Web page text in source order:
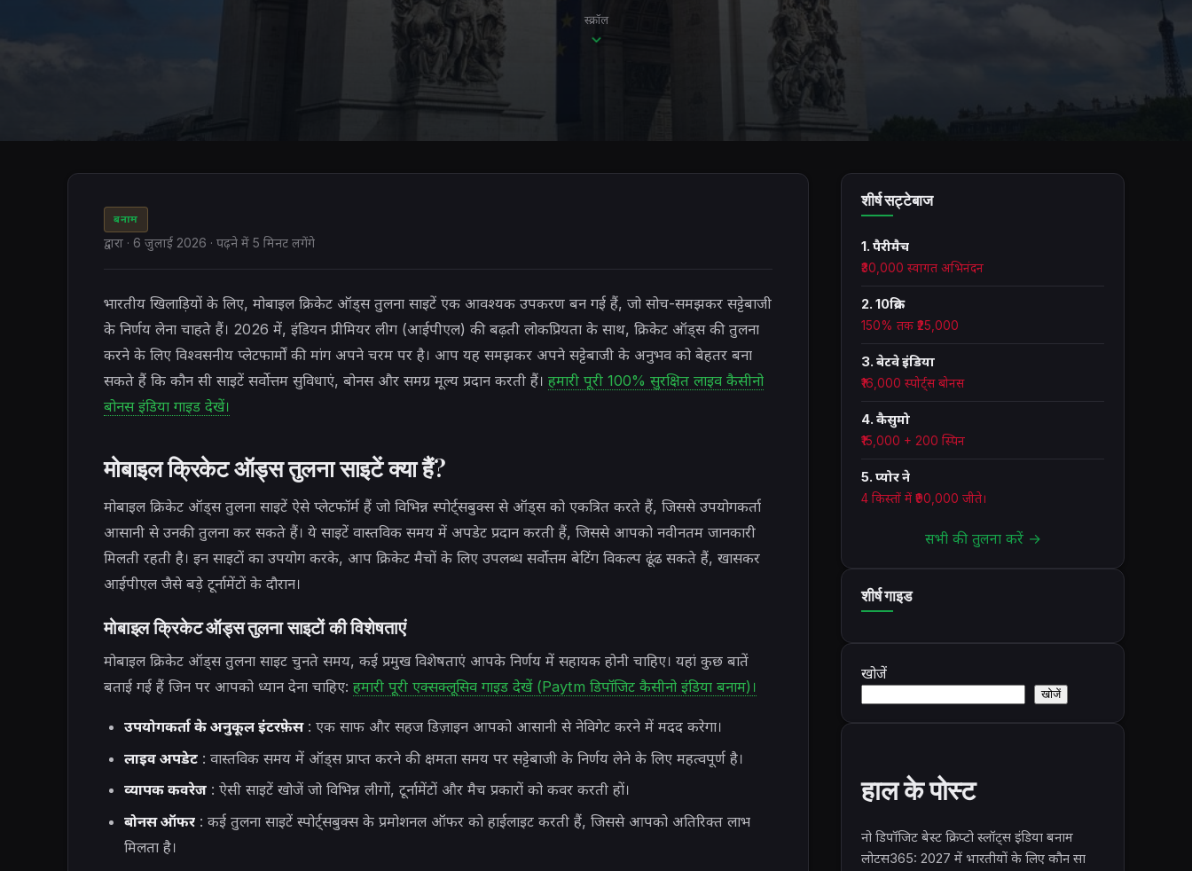
स्क्रॉल
बनाम
द्वारा · 6 जुलाई 2026 · पढ़ने में 5 मिनट लगेंगे
भारतीय खिलाड़ियों के लिए, मोबाइल क्रिकेट ऑड्स तुलना साइटें एक आवश्यक उपकरण बन गई हैं, जो सोच-समझकर सट्टेबाजी
के निर्णय लेना चाहते हैं। 2026 में, इंडियन प्रीमियर लीग (आईपीएल) की बढ़ती लोकप्रियता के साथ, क्रिकेट ऑड्स की तुलना
करने के लिए विश्वसनीय प्लेटफार्मों की मांग अपने चरम पर है। आप यह समझकर अपने सट्टेबाजी के अनुभव को बेहतर बना
सकते हैं कि कौन सी साइटें सर्वोत्तम सुविधाएं, बोनस और समग्र मूल्य प्रदान करती हैं। हमारी पूरी 100% सुरक्षित लाइव कैसीनो
बोनस इंडिया गाइड देखें।
मोबाइल क्रिकेट ऑड्स तुलना साइटें क्या हैं?
मोबाइल क्रिकेट ऑड्स तुलना साइटें ऐसे प्लेटफॉर्म हैं जो विभिन्न स्पोर्ट्सबुक्स से ऑड्स को एकत्रित करते हैं, जिससे उपयोगकर्ता
आसानी से उनकी तुलना कर सकते हैं। ये साइटें वास्तविक समय में अपडेट प्रदान करती हैं, जिससे आपको नवीनतम जानकारी
मिलती रहती है। इन साइटों का उपयोग करके, आप क्रिकेट मैचों के लिए उपलब्ध सर्वोत्तम बेटिंग विकल्प ढूंढ सकते हैं, खासकर
आईपीएल जैसे बड़े टूर्नामेंटों के दौरान।
मोबाइल क्रिकेट ऑड्स तुलना साइटों की विशेषताएं
मोबाइल क्रिकेट ऑड्स तुलना साइट चुनते समय, कई प्रमुख विशेषताएं आपके निर्णय में सहायक होनी चाहिए। यहां कुछ बातें
बताई गई हैं जिन पर आपको ध्यान देना चाहिए: हमारी पूरी एक्सक्लूसिव गाइड देखें (Paytm डिपॉजिट कैसीनो इंडिया बनाम)।
उपयोगकर्ता के अनुकूल इंटरफ़ेस: एक साफ और सहज डिज़ाइन आपको आसानी से नेविगेट करने में मदद करेगा।
लाइव अपडेट: वास्तविक समय में ऑड्स प्राप्त करने की क्षमता समय पर सट्टेबाजी के निर्णय लेने के लिए महत्वपूर्ण है।
व्यापक कवरेज: ऐसी साइटें खोजें जो विभिन्न लीगों, टूर्नामेंटों और मैच प्रकारों को कवर करती हों।
बोनस ऑफर: कई तुलना साइटें स्पोर्ट्सबुक्स के प्रमोशनल ऑफर को हाईलाइट करती हैं, जिससे आपको अतिरिक्त लाभ
मिलता है।
शीर्ष सट्टेबाज
1. पैरीमैच
₹30,000 स्वागत अभिनंदन
2. 10क्रिक
150% तक ₹25,000
3. बेटवे इंडिया
₹16,000 स्पोर्ट्स बोनस
4. कैसुमो
₹15,000 + 200 स्पिन
5. प्योर ने
4 किस्तों में ₹90,000 जीते।
सभी की तुलना करें →
शीर्ष गाइड
खोजें
खोजें
हाल के पोस्ट
नो डिपॉजिट बेस्ट क्रिप्टो स्लॉट्स इंडिया बनाम
लोटस365: 2027 में भारतीयों के लिए कौन सा